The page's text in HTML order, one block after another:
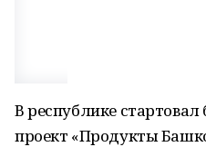
В республике
проект «Продукты